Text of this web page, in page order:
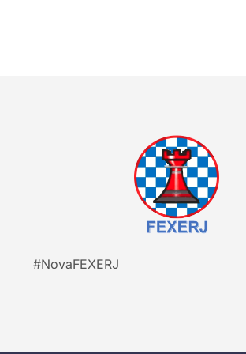
#NovaFEXERJ